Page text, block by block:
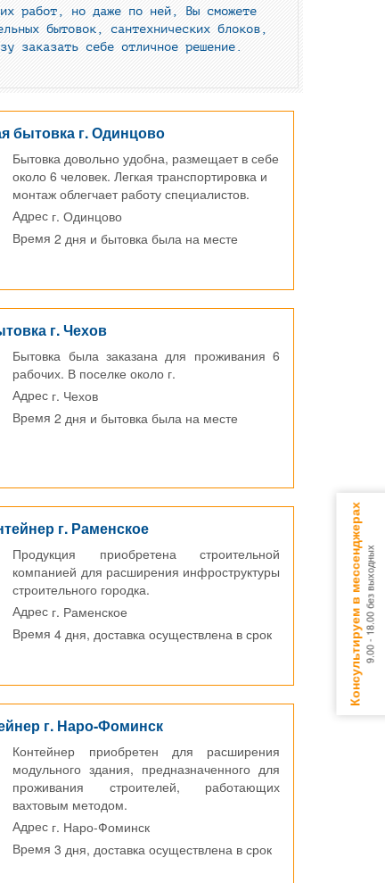
Консультируем в мессенджерах9.00 - 18.00 без выходных
работ, но даже по ней, Вы сможете
бытовок, сантехнических блоков,
заказать себе отличное решение.
бытовка г. Одинцово
Бытовка довольно удобна, размещает в себе
около 6 человек. Легкая транспортировка и
монтаж облегчает работу специалистов.
Адрес г. Одинцово
Время2 дня и бытовка была на месте
г. Чехов
Бытовка была заказана для проживания 6
рабочих. В поселке около г.
Адрес г. Чехов
Время2 дня и бытовка была на месте
г. Раменское
Продукция приобретена строительной
компанией для расширения инфроструктуры
строительного городка.
Адрес г. Раменское
Время4 дня, доставка осуществлена в срок
г. Наро-Фоминск
Контейнер приобретен для расширения
модульного здания, предназначенного для
проживания строителей, работающих
вахтовым методом.
Адрес г. Наро-Фоминск
Время3 дня, доставка осуществлена в срок